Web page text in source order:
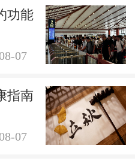
功能
07
指南
07